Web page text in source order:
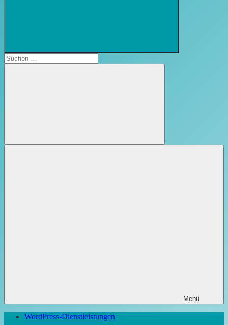
öffnen
Suchen
nach:
Suchen
Menü
WordPress-Dienstleistungen